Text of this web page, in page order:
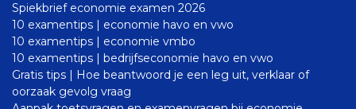
Spiekbrief economie examen 2026
10 examentips | economie havo en vwo
10 examentips | economie vmbo
10 examentips | bedrijfseconomie havo en vwo
Gratis tips | Hoe beantwoord je een leg uit, verklaar of
oorzaak gevolg vraag